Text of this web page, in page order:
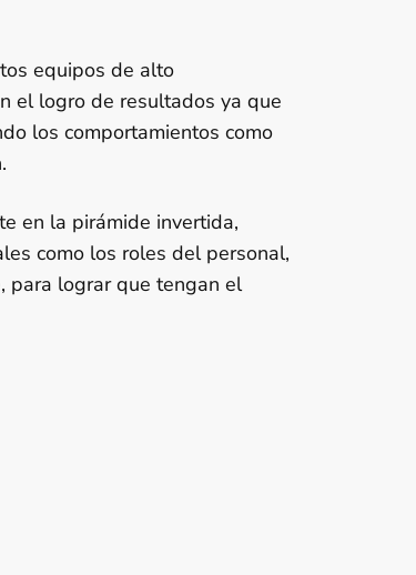
equipos de alto
el logro de resultados ya que
los comportamientos como
en la pirámide invertida,
como los roles del personal,
para lograr que tengan el